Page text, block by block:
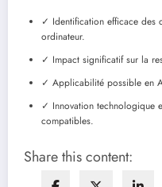
✓ Identification efficace des
ordinateur.
✓ Impact significatif sur la
✓ Applicabilité possible en
✓ Innovation technologique
compatibles.
Share this content: